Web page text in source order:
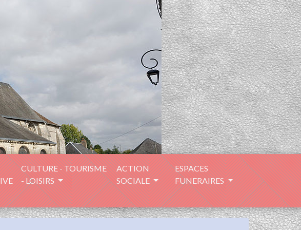
CULTURE - TOURISME
- LOISIRS
ACTION
SOCIALE
ESPACES
FUNERAIRES